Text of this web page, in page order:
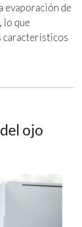
evaporación de
lo que
característicos
ojo